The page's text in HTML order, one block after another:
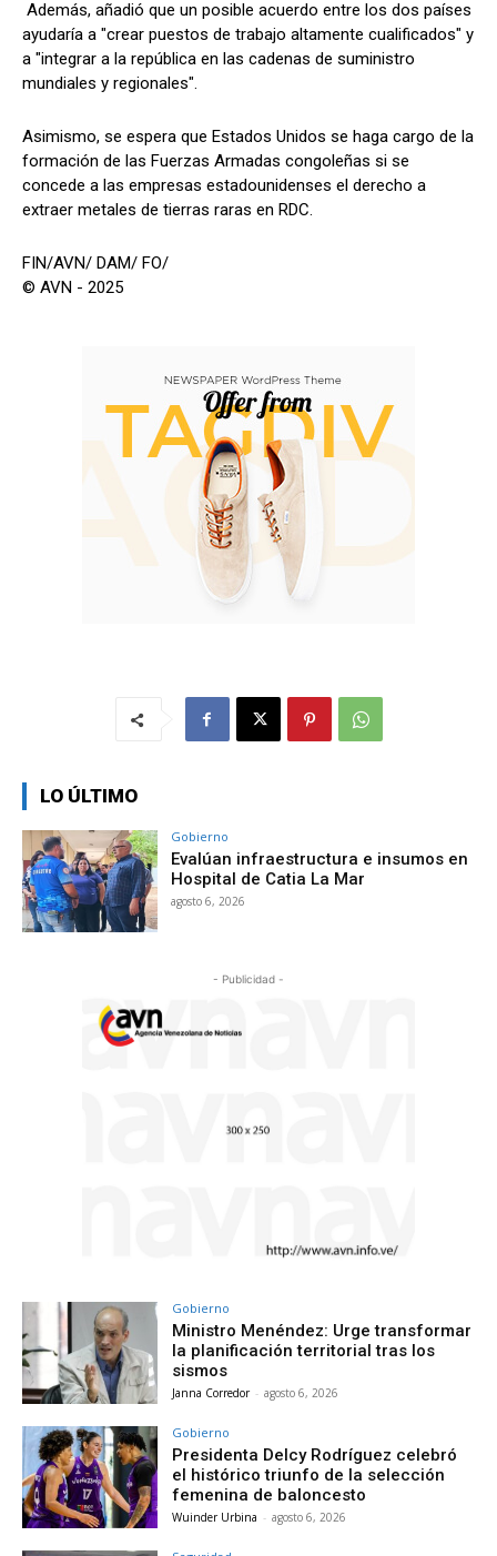
Además, añadió que un posible acuerdo entre los dos países
ayudaría a "crear puestos de trabajo altamente cualificados" y
a "integrar a la república en las cadenas de suministro
mundiales y regionales".
Asimismo, se espera que Estados Unidos se haga cargo de la
formación de las Fuerzas Armadas congoleñas si se
concede a las empresas estadounidenses el derecho a
extraer metales de tierras raras en RDC.
FIN/AVN/ DAM/ FO/
© AVN - 2025
LO ÚLTIMO
Gobierno
Evalúan infraestructura e insumos en
Hospital de Catia La Mar
agosto 6, 2026
- Publicidad -
Gobierno
Ministro Menéndez: Urge transformar
la planificación territorial tras los
sismos
Janna Corredor - agosto 6, 2026
Gobierno
Presidenta Delcy Rodríguez celebró
el histórico triunfo de la selección
femenina de baloncesto
Wuinder Urbina - agosto 6, 2026